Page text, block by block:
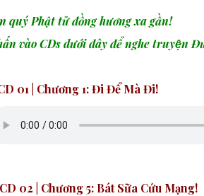
quý Phật tử đồng hương xa gần!
vào CDs dưới đâyđể nghe truyện
01 | Chương 1: Đi Để Mà Đi!
02 | Chương 5: Bát Sữa Cứu Mạng!